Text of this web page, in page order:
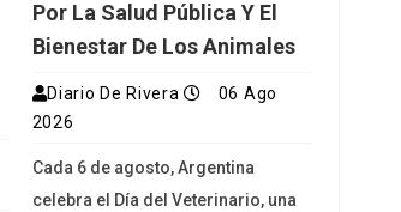
Por La Salud Pública Y El
Bienestar De Los Animales
Diario De Rivera
06 Ago
2026
Cada 6 de agosto, Argentina
celebra el Día del Veterinario, una